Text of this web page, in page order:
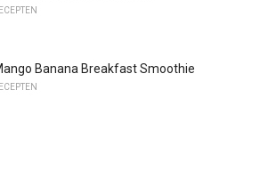
Banana Breakfast Smoothie